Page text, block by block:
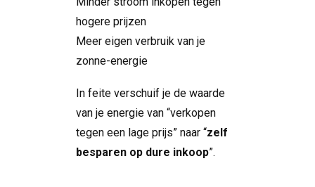
hogere prijzen
Meer eigen verbruik van je
zonne-energie
In feite verschuif je de waarde
van je energie van “verkopen
tegen een lage prijs” naar “zelf
besparen op dure inkoop”.